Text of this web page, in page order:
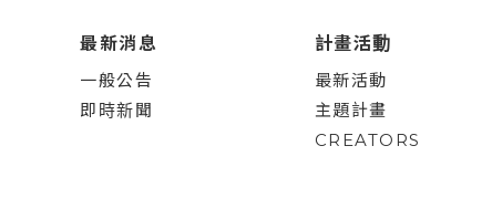
最新消息
一般公告
即時新聞
計畫活動
最新活動
主題計畫
CREATORS